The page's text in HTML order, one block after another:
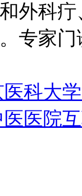
外科
专家
科大
医院